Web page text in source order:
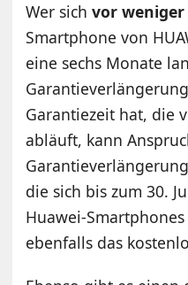
Wer sichvor weniger
Smartphone von
eine sechs Monate
Garantiezeit hat, die
abläuft, kann
die sich bis zum 30.
Huawei-
ebenfalls das